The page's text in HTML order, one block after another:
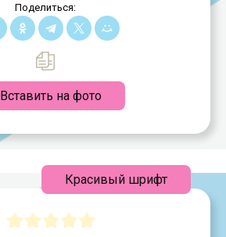
Поделиться:
Вставить на фото
Красивый шрифт